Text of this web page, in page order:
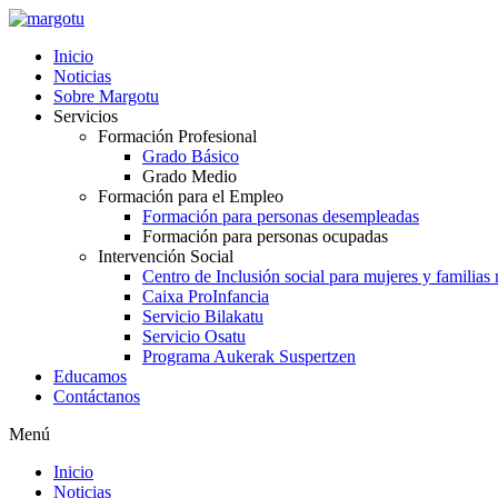
Ir
contenido
Inicio
Noticias
Sobre Margotu
Servicios
Formación Profesional
Grado Básico
Grado Medio
Formación para el Empleo
Formación para personas desempleadas
Formación para personas ocupadas
Intervención Social
Centro de Inclusión social para mujeres y familias
Caixa ProInfancia
Servicio Bilakatu
Servicio Osatu
Programa Aukerak Suspertzen
Educamos
Contáctanos
Menú
Inicio
Noticias